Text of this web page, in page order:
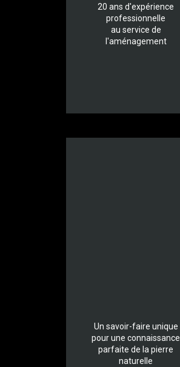
20 ans d'expérience
professionnelle
au service de
l'aménagement
Un savoir-faire unique
pour une connaissance
parfaite de la pierre
naturelle